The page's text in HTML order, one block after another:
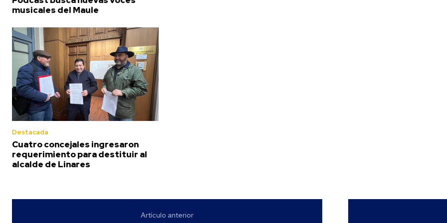
musicales del Maule
Destacada
Cuatro concejales ingresaron
requerimiento para destituir al
alcalde de Linares
Artículo anterior